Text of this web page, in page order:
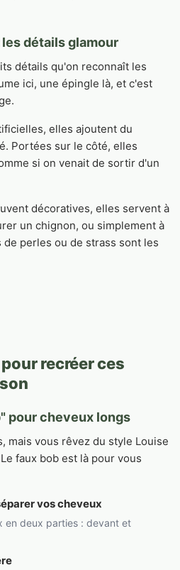
détails glamour
détails qu'on reconnaît les
ici, une épingle là, et c'est
elles ajoutent du
Portées sur le côté, elles
si on venait de sortir d'un
décoratives, elles servent à
un chignon, ou simplement à
perles ou de strass sont les
recréer ces
pour cheveux longs
mais vous rêvez du style Louise
faux bob est là pour vous
vos cheveux
en deux parties : devant et